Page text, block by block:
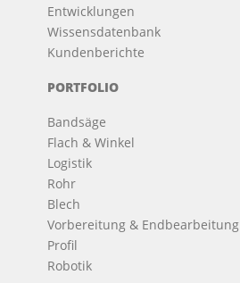
Entwicklungen
Wissensdatenbank
Kundenberichte
PORTFOLIO
Bandsäge
Flach & Winkel
Logistik
Rohr
Blech
Vorbereitung & Endbearbeitung
Profil
Robotik